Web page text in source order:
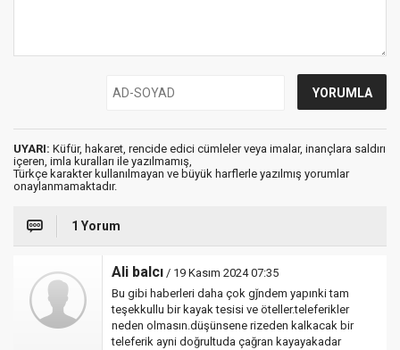
UYARI: Küfür, hakaret, rencide edici cümleler veya imalar, inançlara saldırı
içeren, imla kuralları ile yazılmamış,
Türkçe karakter kullanılmayan ve büyük harflerle yazılmış yorumlar
onaylanmamaktadır.
1 Yorum
Ali balcı / 19 Kasım 2024 07:35
Bu gibi haberleri daha çok gǰndem yapınki tam
teşekkullu bir kayak tesisi ve öteller.teleferikler
neden olmasın.düşünsene rizeden kalkacak bir
teleferik ayni doğrultuda çağran kayayakadar